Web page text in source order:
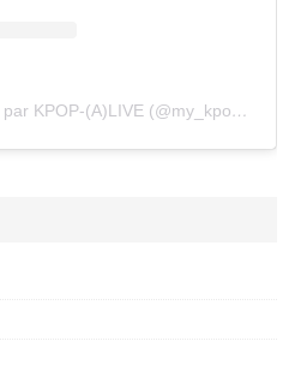
Une publication partagée par KPOP-(A)LIVE (@my_kpopalive)